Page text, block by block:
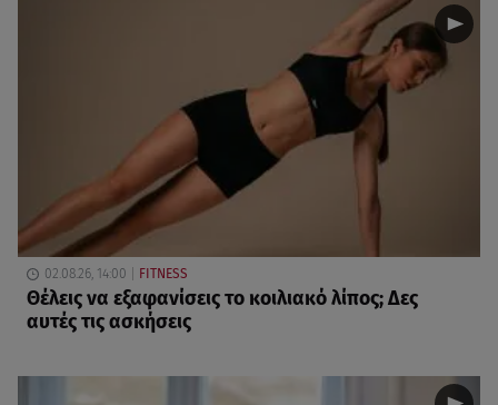
02.08.26, 14:00 FITNESS
Θέλεις να εξαφανίσεις το κοιλιακό λίπος; Δες
αυτές τις ασκήσεις